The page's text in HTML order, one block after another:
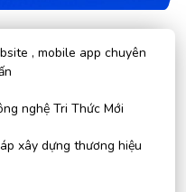
, mobile app chuyên
nghệ Tri Thức Mới
xây dựng thương hiệu